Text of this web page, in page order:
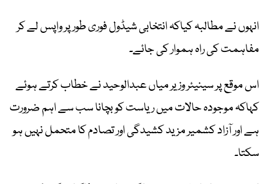
انہوں نے مطالبہ کیاکہ انتخابی شیڈول فوری طور پر واپس لے کر
مفاہمت کی راہ ہموار کی جائے۔
اس موقع پر سینیئر وزیر میاں عبدالوحید نے خطاب کرتے ہوئے
کہاکہ موجودہ حالات میں ریاست کو بچانا سب سے اہم ضرورت
ہے اور آزاد کشمیر مزید کشیدگی اور تصادم کا متحمل نہیں ہو
سکتا۔